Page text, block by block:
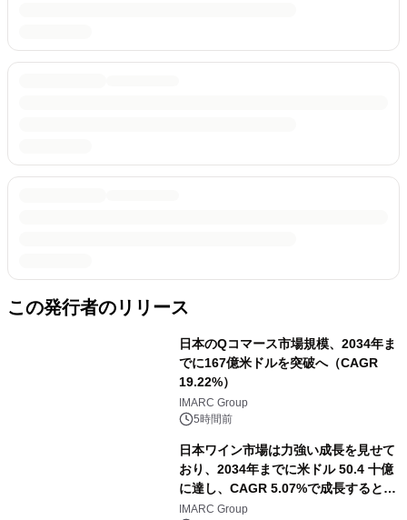
この発行者のリリース
日本のQコマース市場規模、2034年ま
でに167億米ドルを突破へ（CAGR
19.22%）
IMARC Group
5時間前
日本ワイン市場は力強い成長を見せて
おり、2034年までに米ドル 50.4 十億
に達し、CAGR 5.07%で成長すると予
測
IMARC Group